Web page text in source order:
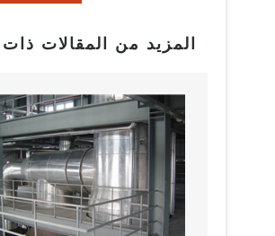
المزيد من المقالات